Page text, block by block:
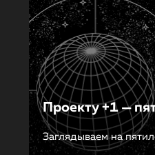
Проекту +1 —
Заглядываем на